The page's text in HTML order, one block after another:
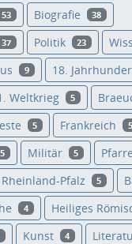
53 Biografie 38
37 Politik 23
9 18.
Weltkrieg 5
5 Frankreich 5
5 Militär 5
Rheinland-Pfalz 5
4 Heiliges
Kunst 4